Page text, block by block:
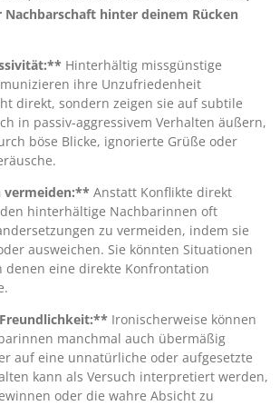
Nachbarschaft hinter deinem Rücken
Hinterhältig missgünstige
ihre Unzufriedenheit
direkt, sondern zeigen sie auf subtile
in passiv-aggressivem Verhalten äußern,
böse Blicke, ignorierte Grüße oder
Anstatt Konflikte direkt
hinterhältige Nachbarinnen oft
zu vermeiden, indem sie
ausweichen. Sie könnten Situationen
denen eine direkte Konfrontation
Ironischerweise können
manchmal auch übermäßig
auf eine unnatürliche oder aufgesetzte
kann als Versuch interpretiert werden,
oder die wahre Absicht zu